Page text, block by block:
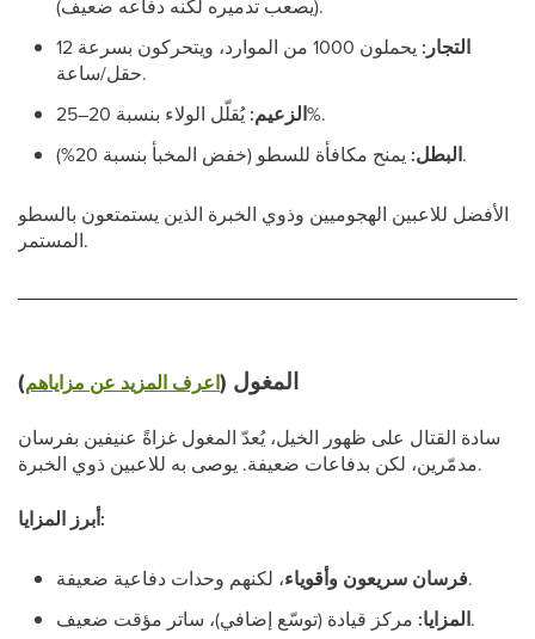
(يصعب تدميره لكنه دفاعه ضعيف).
التجار:
يحملون 1000 من الموارد، ويتحركون بسرعة 12
حقل/ساعة.
الزعيم:يُقلّل الولاء بنسبة 20–25%.
البطل:يمنح مكافأة للسطو (خفض المخبأ بنسبة 20%).
الأفضل للاعبين الهجوميين وذوي الخبرة الذين يستمتعون بالسطو
المستمر.
المغول (اعرف المزيد عن مزاياهم)
سادة القتال على ظهور الخيل، يُعدّ المغول غزاةً عنيفين بفرسان
مدمّرين، لكن بدفاعات ضعيفة. يوصى به للاعبين ذوي الخبرة.
أبرز المزايا:
فرسان سريعون وأقوياء، لكنهم وحدات دفاعية ضعيفة.
المزايا:مركز قيادة (توسّع إضافي)، ساتر مؤقت ضعيف.